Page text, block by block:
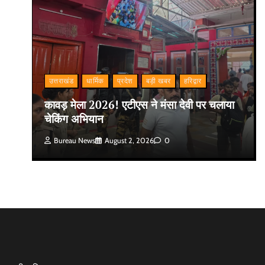
उत्तराखंड धार्मिक प्रदेश बड़ी खबर हरिद्वार
कावड़ मेला 2026! एटीएस ने मंसा देवी पर चलाया
चेकिंग अभियान
Bureau News August 2, 2026 0